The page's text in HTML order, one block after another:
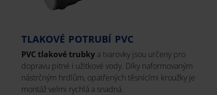
TLAKOVÉ POTRUBÍ PVC
PVC tlakové trubky a tvarovky jsou určeny pro
dopravu pitné i užitkové vody. Díky naformovaným
nástrčným hrdlům, opatřených těsnícími kroužky je
montáž velmi rychlá a snadná.